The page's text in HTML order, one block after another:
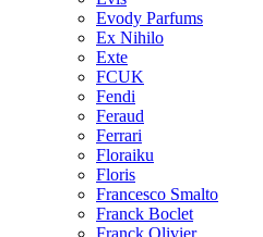
Evody Parfums
Ex Nihilo
Exte
FCUK
Fendi
Feraud
Ferrari
Floraiku
Floris
Francesco Smalto
Franck Boclet
Franck Olivier